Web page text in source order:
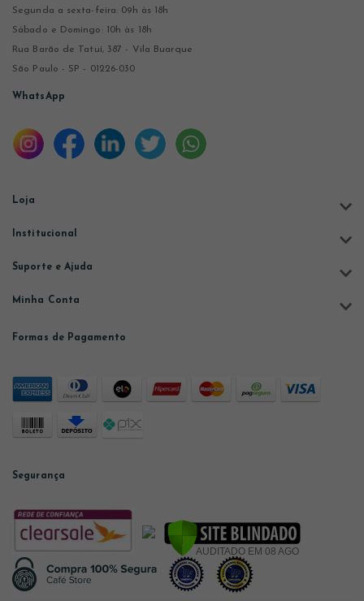
Segunda a sexta-feira: 09h às 18h
Sábado e Domingo: 10h às 18h
Rua Barão de Tatuí, 387 - Vila Buarque
São Paulo - SP - 01226-030
WhatsApp
Loja
Institucional
Suporte e Ajuda
Minha Conta
Formas de Pagamento
Segurança